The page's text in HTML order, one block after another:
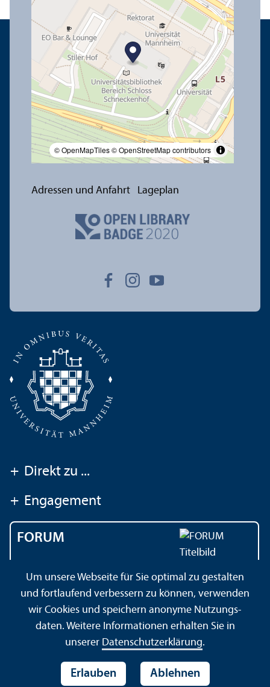
© OpenMapTiles© OpenStreetMap contributors
Adressen und Anfahrt Lageplan
+ Direkt zu ...
+ Engagement
FORUM
Universität Mannheim
Impressum Datenschutz­erklärung Sitemap
Um unsere Webseite für Sie optimal zu gestalten
und fortlaufend verbessern zu können, verwenden
wir Cookies und speichern anonyme Nutzungs­
daten. Weitere Informationen erhalten Sie in
unserer Datenschutz­erklärung.
Erlauben Ablehnen